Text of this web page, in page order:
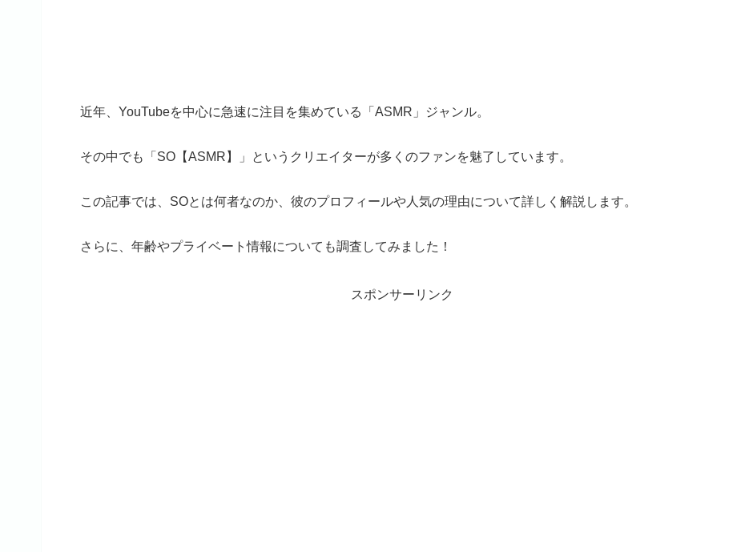
近年、YouTubeを中心に急速に注目を集めている「ASMR」ジャンル。
その中でも「SO【ASMR】」というクリエイターが多くのファンを魅了しています。
この記事では、SOとは何者なのか、彼のプロフィールや人気の理由について詳しく解説します。
さらに、年齢やプライベート情報についても調査してみました！
スポンサーリンク